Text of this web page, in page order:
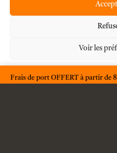
Voir les
Frais de port OFFERT à partir de
À propos
F.A.Q.